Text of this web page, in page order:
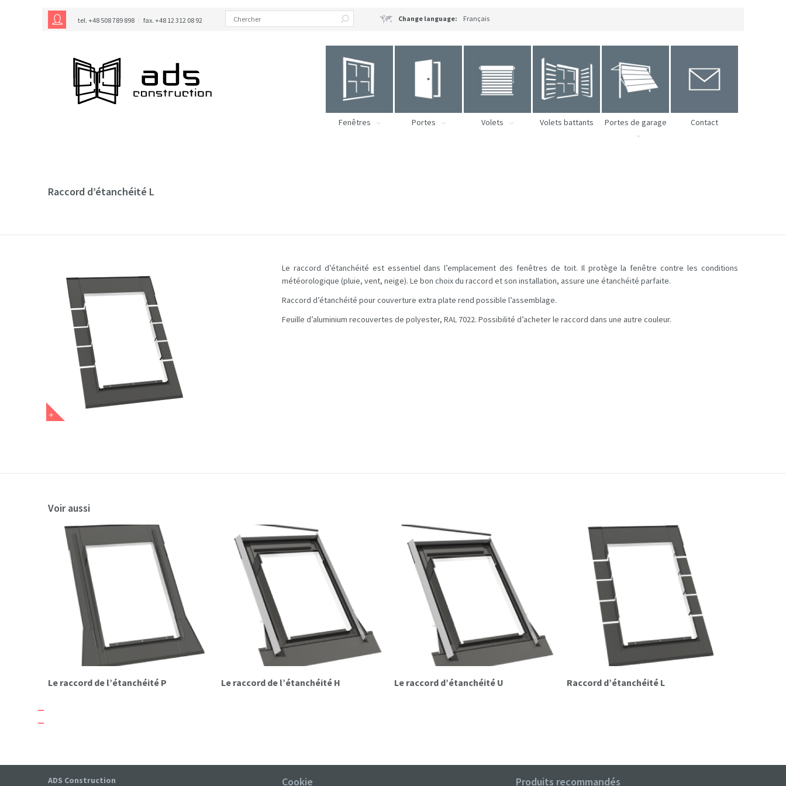
tel. +48 508 789 898 fax. +48 12 312 08 92 Change language: Français
Fenêtres Portes Volets Volets battants Portes de garage Contact
Raccord d’étanchéité L
Le raccord d’étanchéité est essentiel dans l’emplacement des fenêtres de toit. Il protège la fenêtre contre les conditions
météorologique (pluie, vent, neige). Le bon choix du raccord et son installation, assure une étanchéité parfaite.
Raccord d’étanchéité pour couverture extra plate rend possible l’assemblage.
Feuille d’aluminium recouvertes de polyester, RAL 7022. Possibilité d’acheter le raccord dans une autre couleur.
Voir aussi
Le raccord de l’étanchéité P Le raccord de l’étanchéité H Le raccord d’étanchéité U Raccord d’étanchéité L
ADS Construction Cookie Produits recommandés